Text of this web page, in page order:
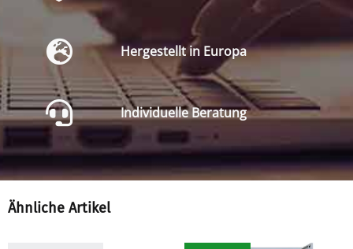
Hergestellt in Europa
Individuelle Beratung
Ähnliche Artikel